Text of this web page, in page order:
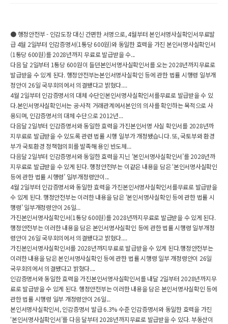
● 행정안전부 - 인감도장 대신 간편한 서명으로, 4월부터 본인서명사실확인서무료발
급 4월 2일부터 인감증명서(1통당 600원)와 동일한 효력을 가진 본인서명사실확인서
(1통당 600원)를 2028년까지 무료로 발급받을 수...
다음 달 2일부터 1통당 600원이 들던본인서명사실확인서를 오는 2028년까지무료로
발급받을 수 있게 된다. 행정안전부는본인서명사실확인 등에 관한 법률 시행령 일부개
정안이 26일 국무회의에서 의결됐다고 밝혔다....
4월 2일부터 인감증명서의 대체 수단인본인서명사실확인서를무료로 발급받을 수 있
다.본인서명사실확인서는 공·사적 거래관계에서본인의 의사를 확인하는 목적으로 사
용되며, 인감증명서의 대체 수단으로 2012년...
다음달 2일부터 인감증명서와 동일한 효력을 가진본인서명 사실 확인서를 2028년까
지무료로 발급받을 수 있도록 관련 법률 시행 일부가 개정됐습니다. 또, 국토부와 환경
부가 국토환경 정책협의회를 발족해 용인 반도체...
다음달 2일부터 인감증명서와 동일한 효력을 지닌 ‘본인서명사실확인서’를 2028년까
지무료로 발급받을 수 있게 된다. 행정안전부는 이같은 내용을 담은 ‘본인서명사실확인
등에 관한 법률 시행령’ 일부개정령안이...
4월 2일부터 인감증명서와 동일한 효력을 가진본인서명사실확인서를무료로 발급받을
수 있게 된다. 행정안전부는 이러한 내용을 담은 ‘본인서명사실확인 등에 관한 법률 시
행령’ 일부개정령안이 26일...
가진본인서명사실확인서(1통당 600원)를 2028년까지무료로 발급받을 수 있게 된다.
행정안전부는 이러한 내용을 담은 본인서명사실확인 등에 관한 법률 시행령 일부개정
령안이 26일 국무회의에서 의결됐다고 밝혔다....
가진본인서명사실확인서를 2028년까지무료로 발급받을 수 있게 된다.행정안전부는
이러한 내용을 담은 본인서명사실확인 등에 관한 법률 시행령 일부 개정령안이 26일
국무회의에서 의결됐다고 밝혔다....
인감증명서와 동일한 효력을 가진본인서명사실확인서를 내달 2일부터 2028년까지무
료로 발급받을 수 있게 된다. 행정안전부는 이러한 내용을 담은 본인서명사실확인 등에
관한 법률 시행령 일부 개정령안이 26일...
본인서명사실확인서, 인감증명서 발급 6.3% 수준 인감증명서와 동일한 효력을 가진
‘본인서명사실확인서’를 다음 달부터 2028년까지무료로 발급받을 수 있다. 부동산이